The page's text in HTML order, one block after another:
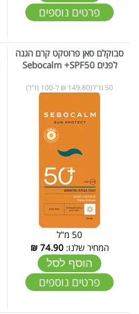
פרטים נוספים
סבוקלם סאן פרוטקט קרם הגנה
לפנים Sebocalm +SPF50
50 מ"ל(149.80 ₪ ל-100 מ"ל)
50 מ"ל
המחיר שלנו:74.90
₪
הוסף לסל
פרטים נוספים